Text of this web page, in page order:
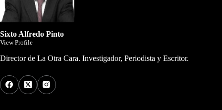
Sixto Alfredo Pinto
View Profile
Director de La Otra Cara. Investigador, Periodista y Escritor.